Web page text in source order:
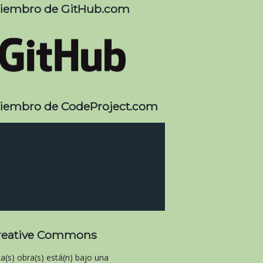
de GitHub.com
de CodeProject.com
Commons
obra(s) está(n) bajo una